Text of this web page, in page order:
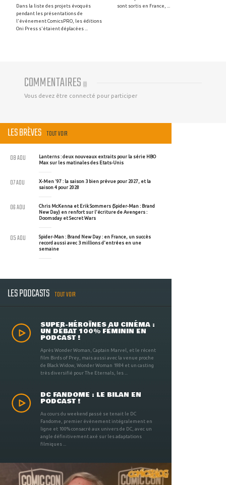
Dans la liste des projets évoqués
pendant les présentations de
l'événement ComicsPRO, les éditions
Oni Press s'étaient déplacées ...
sont sortis en France, ...
COMMENTAIRES (0)
Vous devez être connecté pour participer
LES BRÈVES TOUT VOIR
Lanterns : deux nouveaux extraits pour la série HBO
Max sur les matinales des Etats-Unis
08 AOU
X-Men '97 : la saison 3 bien prévue pour 2027, et la
saison 4 pour 2028
07 AOU
Chris McKenna et Erik Sommers (Spider-Man : Brand
New Day) en renfort sur l'écriture de Avengers :
Doomsday et Secret Wars
06 AOU
Spider-Man : Brand New Day : en France, un succès
record aussi avec 3 millions d'entrées en une
semaine
05 AOU
LES PODCASTS TOUT VOIR
SUPER-HÉROÏNES AU CINÉMA :
UN DÉBAT 100% FÉMININ EN
PODCAST !
Après Wonder Woman, Captain Marvel, et le récent
film Birds of Prey, mais aussi avec la venue proche
de Black Widow, Wonder Woman 1984 et un casting
très diversifié pour The Eternals, les ...
DC FANDOME : LE BILAN EN
PODCAST !
Au cours du weekend passé se tenait le DC
Fandome, premier évènement intégralement en
ligne et 100% consacré aux univers de DC, avec un
angle définitivement axé sur les adaptations
filmiques ...